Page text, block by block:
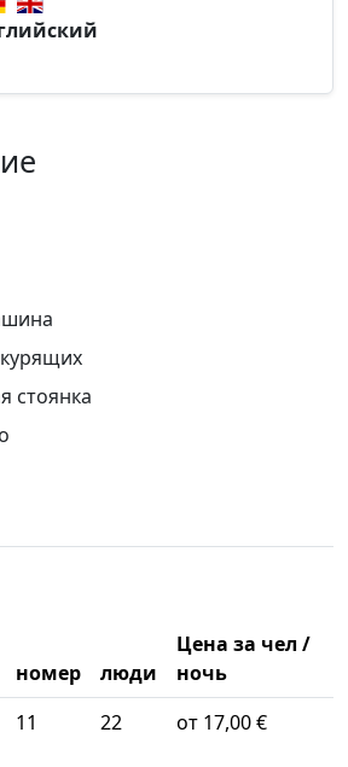
стоянка
номер люди
Цена за чел /
ночь
11 22 от 17,00 €